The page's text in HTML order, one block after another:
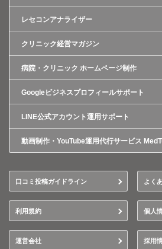
レセコンアナライザー
クリニック経営マガジン
病院・クリニック ホームページ制作
Googleビジネスプロフィールサポート
LINE公式アカウント運用サポート
動画制作・YouTube運用代行サービス
口コミ投稿ガイドライン よく
利用規約 個人
運営会社 採用